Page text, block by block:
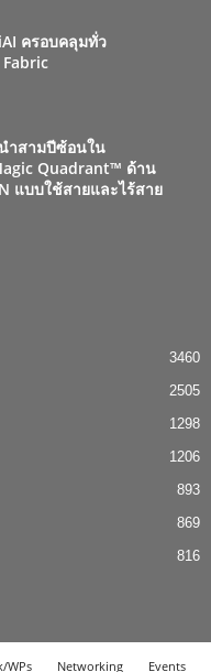
ครอบคลุมทั่ว
ำสามปีซ้อนใน
Quadrant™ ด้าน
แบบใช้สายและไร้สาย
3460
2505
1298
1206
893
869
816
WPs Networking Events